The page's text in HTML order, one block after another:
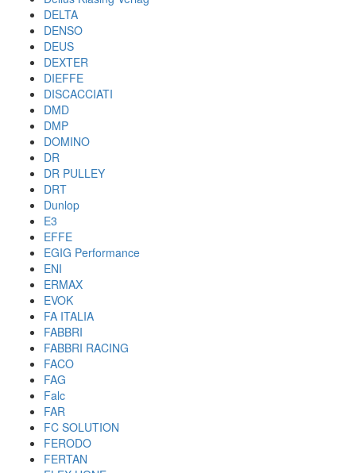
DELTA
DENSO
DEUS
DEXTER
DIEFFE
DISCACCIATI
DMD
DMP
DOMINO
DR
DR PULLEY
DRT
Dunlop
E3
EFFE
EGIG Performance
ENI
ERMAX
EVOK
FA ITALIA
FABBRI
FABBRI RACING
FACO
FAG
Falc
FAR
FC SOLUTION
FERODO
FERTAN